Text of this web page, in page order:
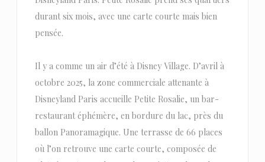
durant six mois, avec une carte courte mais bien
pensée.
Il y a comme un air d’été à Disney Village. D’avril à
octobre 2025, la zone commerciale attenante à
Disneyland Paris accueille Petite Rosalie, un bar-
restaurant éphémère, en bordure du lac, près du
ballon Panoramagique. Une terrasse de 66 places
où l’on retrouve une carte courte, composée de